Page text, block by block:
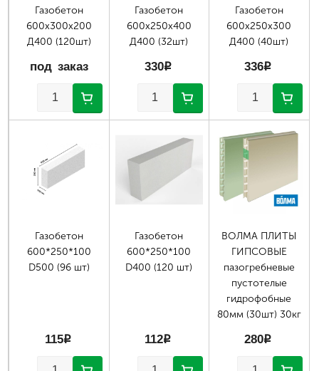
Газобетон
600х300х200
Д400 (120шт)
под заказ
Газобетон
600х250х400
Д400 (32шт)
330p
Газобетон
600х250х300
Д400 (40шт)
336p
Газобетон
600*250*100
D500 (96 шт)
115p
Газобетон
600*250*100
D400 (120 шт)
112p
ВОЛМА ПЛИТЫ
ГИПСОВЫЕ
пазогребневые
пустотелые
гидрофобные
80мм (30шт) 30кг
280p